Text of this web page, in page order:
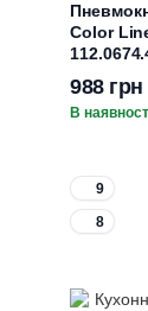
Color
988 грн
В
9
8